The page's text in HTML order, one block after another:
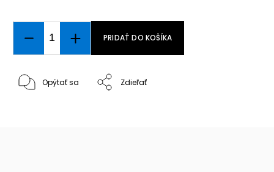
PRIDAŤ DO KOŠÍKA
Opýtať sa Zdieľať